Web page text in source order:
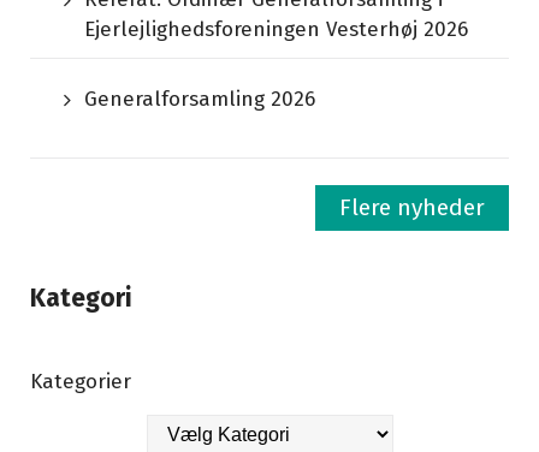
Ejerlejlighedsforeningen Vesterhøj 2026
Generalforsamling 2026
Flere nyheder
Kategori
Kategorier